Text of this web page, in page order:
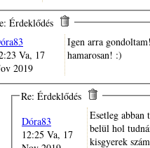
Érdeklődés
Va, 17
2019
Igen arra
hamarosan! :)
Re: Érdeklődés
Dóra83
12:25 Va, 17
Esetleg abban
belül hol
kisgyerek